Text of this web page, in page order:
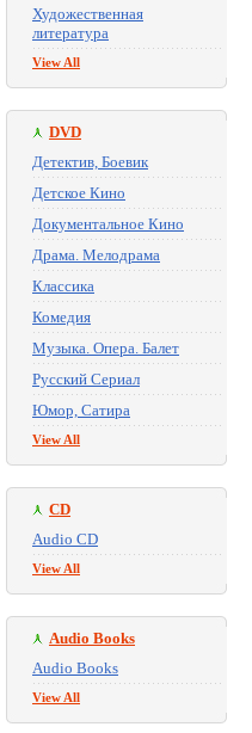
Художественная
литература
View All
DVD
Детектив, Боевик
Детское Кино
Документальное Кино
Драма. Мелодрама
Классика
Комедия
Музыка. Опера. Балет
Русский Сериал
Юмор, Сатира
View All
CD
Audio CD
View All
Audio Books
Audio Books
View All